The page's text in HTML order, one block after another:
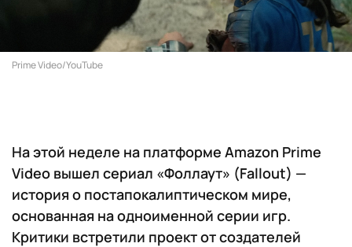
Prime Video/YouTube
На этой неделе на платформе Amazon Prime
Video вышел сериал «Фоллаут» (Fallout) —
история о постапокалиптическом мире,
основанная на одноименной серии игр.
Критики встретили проект от создателей